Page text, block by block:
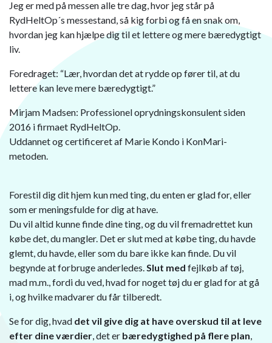
Jeg er med på messen alle tre dag, hvor jeg står på
RydHeltOp´s messestand, så kig forbi og få en snak om,
hvordan jeg kan hjælpe dig til et lettere og mere bæredygtigt
liv.
Foredraget: “Lær, hvordan det at rydde op fører til, at du
lettere kan leve mere bæredygtigt.”
Mirjam Madsen: Professionel oprydningskonsulent siden
2016 i firmaet RydHeltOp.
Uddannet og certificeret af Marie Kondo i KonMari-
metoden.
Forestil dig dit hjem kun med ting, du enten er glad for, eller
som er meningsfulde for dig at have.
Du vil altid kunne finde dine ting, og du vil fremadrettet kun
købe det, du mangler. Det er slut med at købe ting, du havde
glemt, du havde, eller som du bare ikke kan finde. Du vil
begynde at forbruge anderledes. Slut med fejlkøb af tøj,
mad m.m., fordi du ved, hvad for noget tøj du er glad for at gå
i, og hvilke madvarer du får tilberedt.
Se for dig, hvad det vil give dig at have overskud til at leve
efter dine værdier , det er bæredygtighed på flere plan